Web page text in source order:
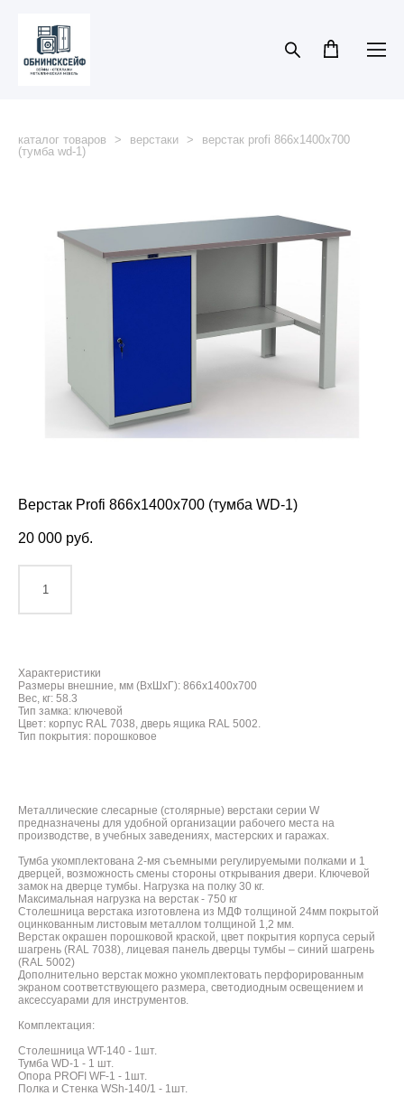
каталог товаров > верстаки >
верстак profi 866x1400x700
(тумба wd-1)
Верстак Profi 866x1400x700 (тумба WD-1)
20 000 pуб.
Характеристики
Размеры внешние, мм (ВхШхГ): 866x1400x700
Вес, кг: 58.3
Тип замка: ключевой
Цвет: корпус RAL 7038, дверь ящика RAL 5002.
Тип покрытия: порошковое
Металлические слесарные (столярные) верстаки серии W
предназначены для удобной организации рабочего места на
производстве, в учебных заведениях, мастерских и гаражах.
Тумба укомплектована 2-мя съемными регулируемыми полками и 1
дверцей, возможность смены стороны открывания двери. Ключевой
замок на дверце тумбы. Нагрузка на полку 30 кг.
Максимальная нагрузка на верстак - 750 кг
Столешница верстака изготовлена из МДФ толщиной 24мм покрытой
оцинкованным листовым металлом толщиной 1,2 мм.
Верстак окрашен порошковой краской, цвет покрытия корпуса серый
шагрень (RAL 7038), лицевая панель дверцы тумбы – синий шагрень
(RAL 5002)
Дополнительно верстак можно укомплектовать перфорированным
экраном соответствующего размера, светодиодным освещением и
аксессуарами для инструментов.
Комплектация:
Столешница WT-140 - 1шт.
Тумба WD-1 - 1 шт.
Опора PROFI WF-1 - 1шт.
Полка и Стенка WSh-140/1 - 1шт.